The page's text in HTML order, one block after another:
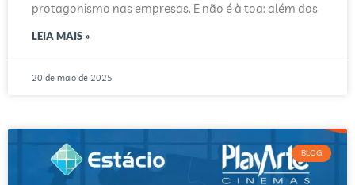
protagonismo nas empresas. E não é à toa: além dos
LEIA MAIS »
20 de maio de 2025
BLOG